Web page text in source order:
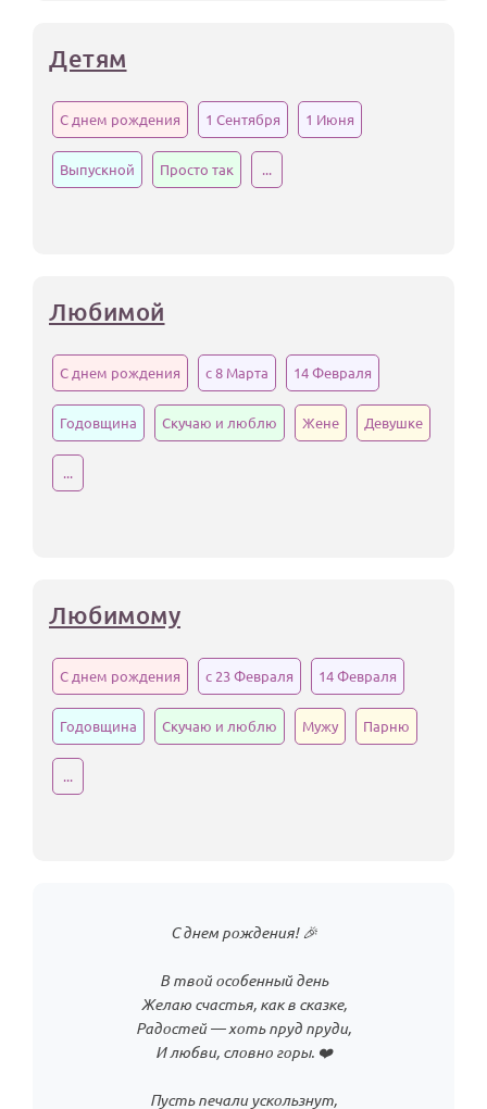
Детям
С днем рождения 1 Сентября 1 Июня
Выпускной Просто так ...
Любимой
С днем рождения с 8 Марта 14 Февраля
Годовщина Скучаю и люблю Жене Девушке
...
Любимому
С днем рождения с 23 Февраля 14 Февраля
Годовщина Скучаю и люблю Мужу Парню
...
С днем рождения! 🎉
В твой особенный день
Желаю счастья, как в сказке,
Радостей — хоть пруд пруди,
И любви, словно горы. ❤️
Пусть печали ускользнут,